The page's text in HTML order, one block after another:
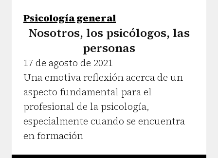
Psicología general
Nosotros, los psicólogos, las
personas
17 de agosto de 2021
Una emotiva reflexión acerca de un
aspecto fundamental para el
profesional de la psicología,
especialmente cuando se encuentra
en formación